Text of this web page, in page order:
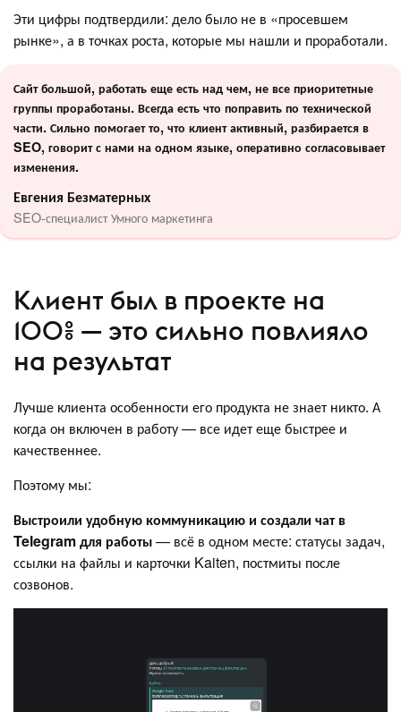
Эти цифры подтвердили: дело было не в «просевшем
рынке», а в точках роста, которые мы нашли и проработали.
Сайт большой, работать еще есть над чем, не все приоритетные
группы проработаны. Всегда есть что поправить по технической
части. Сильно помогает то, что клиент активный, разбирается в
SEO, говорит с нами на одном языке, оперативно согласовывает
изменения.
Евгения Безматерных
SEO-специалист Умного маркетинга
Клиент был в проекте на
100% — это сильно повлияло
на результат
Лучше клиента особенности его продукта не знает никто. А
когда он включен в работу — все идет еще быстрее и
качественнее.
Поэтому мы:
Выстроили удобную коммуникацию и создали чат в
Telegram для работы— всё в одном месте: статусы задач,
ссылки на файлы и карточки Kaiten, постмиты после
созвонов.